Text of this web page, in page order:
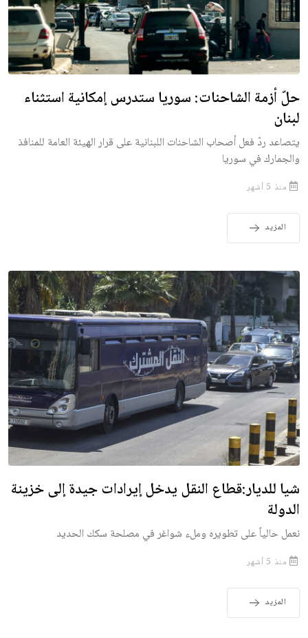
حلّ أزمة الشاحنات: سوريا ستدرس إمكانية استثناء
لبنان
يتصاعد ردّ فعل أصحاب الشاحنات اللبنانية على قرار الهيئة العامة للمنافذ
والجمارك في سوريا
منذ 5 أشهر
المزيد
شيا للديار:قطاع النقل يدخل إيرادات جيدة إلى خزينة
الدولة
نعمل حالياً على تطويره وملء شواغر في مصلحة سكك الحديد
منذ 5 أشهر
المزيد